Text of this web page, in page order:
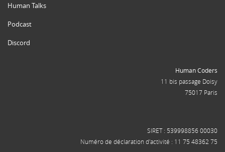
Human Talks
Podcast
Discord
Human Coders
11 bis passage Doisy
75017 Paris
SIRET : 539998856 00030
Numéro de déclaration d'activité : 11 75 48362 75